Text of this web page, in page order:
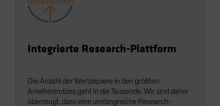
Integrierte Research-Plattform
Die Anzahl der Wertpapiere in den größten
Anleihenindizes geht in die Tausende. Wir sind daher
überzeugt, dass eine umfangreiche Research-